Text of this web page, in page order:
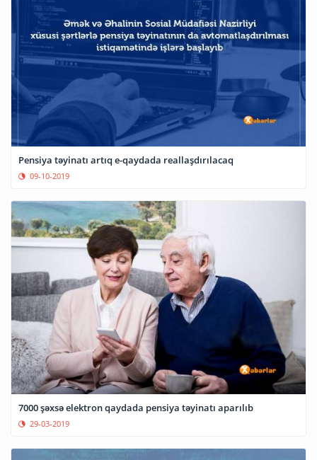
Pensiya təyinatı artıq e-qaydada reallaşdırılacaq
09-10-2019
7000 şəxsə elektron qaydada pensiya təyinatı aparılıb
29-03-2019